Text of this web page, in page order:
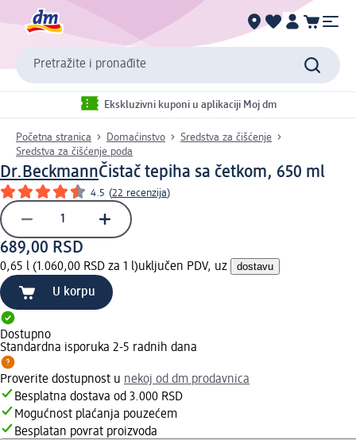
Pretražite i pronađite
Ekskluzivni kuponi u aplikaciji Moj dm
Početna stranica Domaćinstvo
Sredstva za čišćenje
Sredstva za čišćenje poda
Dr.BeckmannČistač tepiha sa četkom, 650 ml
4.5 (22 recenzija)
689,00 RSD
0,65 l (1.060,00 RSD za 1 l)uključen PDV, uz dostavu
U korpu
Dostupno
Standardna isporuka 2-5 radnih dana
Proverite dostupnost u nekoj od dm prodavnica
Besplatna dostava od 3.000 RSD
Mogućnost plaćanja pouzećem
Besplatan povrat proizvoda